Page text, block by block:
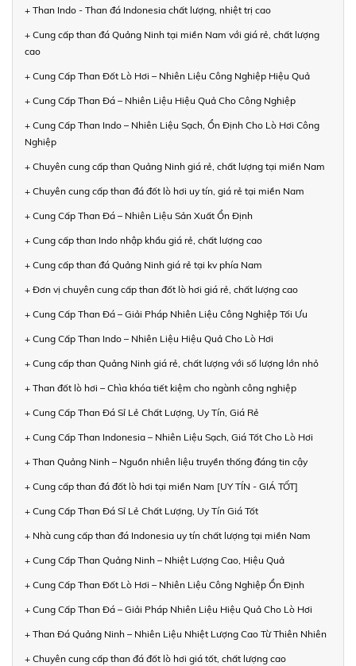
+ Than Indo - Than đá Indonesia chất lượng, nhiệt trị cao
+ Cung cấp than đá Quảng Ninh tại miền Nam với giá rẻ, chất lượng
cao
+ Cung Cấp Than Đốt Lò Hơi – Nhiên Liệu Công Nghiệp Hiệu Quả
+ Cung Cấp Than Đá – Nhiên Liệu Hiệu Quả Cho Công Nghiệp
+ Cung Cấp Than Indo – Nhiên Liệu Sạch, Ổn Định Cho Lò Hơi Công
Nghiệp
+ Chuyên cung cấp than Quảng Ninh giá rẻ, chất lượng tại miền Nam
+ Chuyên cung cấp than đá đốt lò hơi uy tín, giá rẻ tại miền Nam
+ Cung Cấp Than Đá – Nhiên Liệu Sản Xuất Ổn Định
+ Cung cấp than Indo nhập khẩu giá rẻ, chất lượng cao
+ Cung cấp than đá Quảng Ninh giá rẻ tại kv phía Nam
+ Đơn vị chuyên cung cấp than đốt lò hơi giá rẻ, chất lượng cao
+ Cung Cấp Than Đá – Giải Pháp Nhiên Liệu Công Nghiệp Tối Ưu
+ Cung Cấp Than Indo – Nhiên Liệu Hiệu Quả Cho Lò Hơi
+ Cung cấp than Quảng Ninh giá rẻ, chất lượng với số lượng lớn nhỏ
+ Than đốt lò hơi – Chìa khóa tiết kiệm cho ngành công nghiệp
+ Cung Cấp Than Đá Sỉ Lẻ Chất Lượng, Uy Tín, Giá Rẻ
+ Cung Cấp Than Indonesia – Nhiên Liệu Sạch, Giá Tốt Cho Lò Hơi
+ Than Quảng Ninh – Nguồn nhiên liệu truyền thống đáng tin cậy
+ Cung cấp than đá đốt lò hơi tại miền Nam [UY TÍN - GIÁ TỐT]
+ Cung Cấp Than Đá Sỉ Lẻ Chất Lượng, Uy Tín Giá Tốt
+ Nhà cung cấp than đá Indonesia uy tín chất lượng tại miền Nam
+ Cung Cấp Than Quảng Ninh – Nhiệt Lượng Cao, Hiệu Quả
+ Cung Cấp Than Đốt Lò Hơi – Nhiên Liệu Công Nghiệp Ổn Định
+ Cung Cấp Than Đá – Giải Pháp Nhiên Liệu Hiệu Quả Cho Lò Hơi
+ Than Đá Quảng Ninh – Nhiên Liệu Nhiệt Lượng Cao Từ Thiên Nhiên
+ Chuyên cung cấp than đá đốt lò hơi giá tốt, chất lượng cao